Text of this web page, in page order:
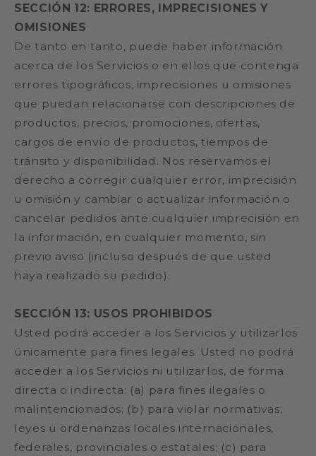
SECCIÓN 12: ERRORES, IMPRECISIONES Y
OMISIONES
De tanto en tanto, puede haber información
acerca de los Servicios o en ellos que contenga
errores tipográficos, imprecisiones u omisiones
que puedan relacionarse con descripciones de
productos, precios, promociones, ofertas,
cargos de envío de productos, tiempos de
tránsito y disponibilidad. Nos reservamos el
derecho a corregir cualquier error, imprecisión
u omisión y cambiar o actualizar información o
cancelar pedidos ante cualquier imprecisión en
la información, en cualquier momento, sin
previo aviso (incluso después de que usted
haya realizado su pedido).
SECCIÓN 13: USOS PROHIBIDOS
Usted podrá acceder a los Servicios y utilizarlos
únicamente para fines legales. Usted no podrá
acceder a los Servicios ni utilizarlos, de forma
directa o indirecta: (a) para fines ilegales o
malintencionados; (b) para violar normativas,
leyes u ordenanzas locales internacionales,
federales, provinciales o estatales; (c) para